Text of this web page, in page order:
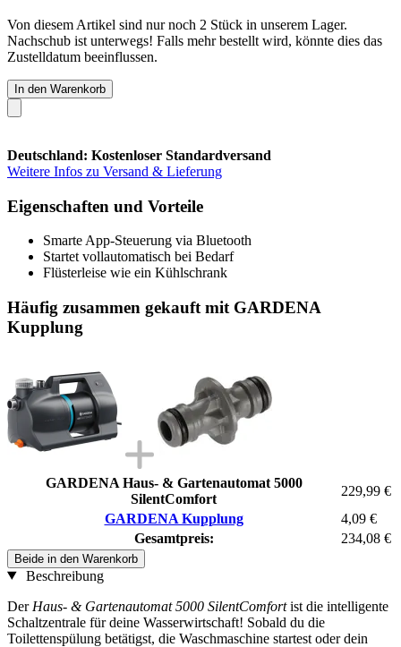
Von diesem Artikel sind nur noch 2 Stück in unserem Lager.
Nachschub ist unterwegs! Falls mehr bestellt wird, könnte dies das
Zustelldatum beeinflussen.
In den Warenkorb
Deutschland: Kostenloser Standardversand
Weitere Infos zu Versand & Lieferung
Eigenschaften und Vorteile
Smarte App-Steuerung via Bluetooth
Startet vollautomatisch bei Bedarf
Flüsterleise wie ein Kühlschrank
Häufig zusammen gekauft mit GARDENA
Kupplung
GARDENA Haus- & Gartenautomat 5000
SilentComfort
229,99 €
GARDENA Kupplung
4,09 €
Gesamtpreis:
234,08 €
Beide in den Warenkorb
Beschreibung
Der Haus- & Gartenautomat 5000 SilentComfortist die intelligente
Schaltzentrale für deine Wasserwirtschaft! Sobald du die
Toilettenspülung betätigst, die Waschmaschine startest oder dein